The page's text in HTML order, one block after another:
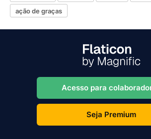
ação de graças
Acesso para
Seja Premium